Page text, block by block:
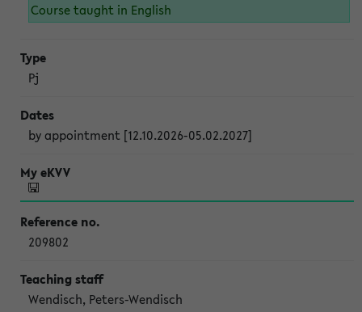
Course taught in English
Pj
by appointment [12.10.2026-05.02.2027]
209802
Wendisch, Peters-Wendisch